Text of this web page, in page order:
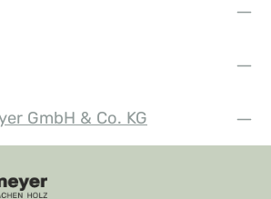
GmbH & Co. KG